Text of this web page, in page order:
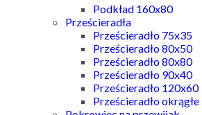
Podkład 160x80
Prześcieradła
Prześcieradło 75x35
Prześcieradło 80x50
Prześcieradło 80x80
Prześcieradło 90x40
Prześcieradło 120x60
Prześcieradło okrągłe